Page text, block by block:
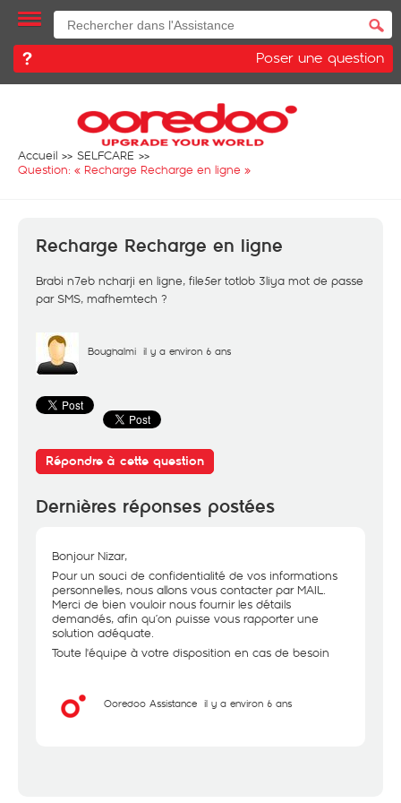
Poser une question
Accueil
SELFCARE
Question: « Recharge Recharge en ligne »
Recharge Recharge en ligne
Brabi n7eb ncharji en ligne, file5er totlob 3liya mot de passe
par SMS, mafhemtech ?
Boughalmi il y a environ 6 ans
Répondre à cette question
Dernières réponses postées
Bonjour Nizar,
Pour un souci de confidentialité de vos informations
personnelles, nous allons vous contacter par MAIL.
Merci de bien vouloir nous fournir les détails
demandés, afin qu’on puisse vous rapporter une
solution adéquate.
Toute l'équipe à votre disposition en cas de besoin
Ooredoo Assistance il y a environ 6 ans